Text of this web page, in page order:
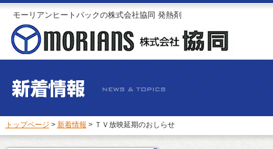
モーリアンヒートパックの株式会社協同 発熱剤
トップページ > 新着情報 > ＴＶ放映延期のおしらせ